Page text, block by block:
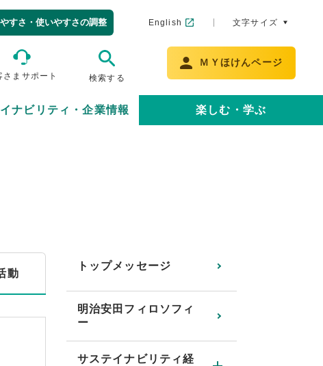
すさ・使いやすさの調整 English 文字サイズ
さまサポート 検索する
ＭＹほけんページ
ナビリティ・企業情報 楽しむ・学ぶ
動
トップメッセージ
明治安田フィロソフィ
ー
サステイナビリティ経